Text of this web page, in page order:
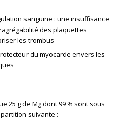
sanguine : une insuffisance
des plaquettes
les trombus
du myocarde envers les
25 g de Mg dont 99 % sont sous
suivante :